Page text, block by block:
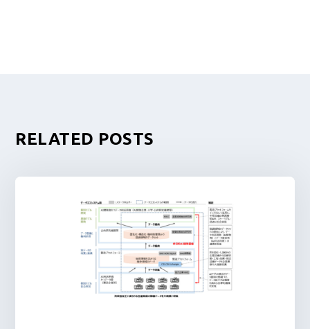
RELATED POSTS